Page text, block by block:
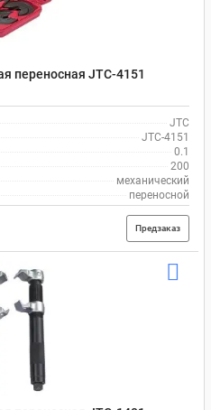
переносная JTC-4151
JTC
JTC-4151
0.1
200
механический
переносной
Предзаказ